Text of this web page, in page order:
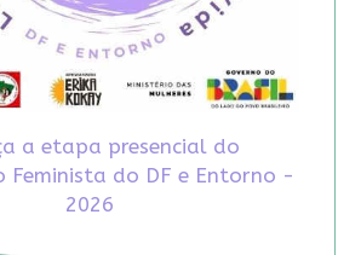
a etapa presencial do
Feminista do DF e Entorno -
2026